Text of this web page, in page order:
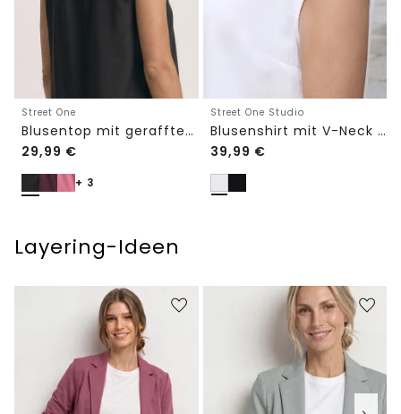
Street One
Blusentop mit gerafftem Rundhals
29,99 €
+ 3
Street One Studio
Blusenshirt mit V-Neck und Spitze
39,99 €
Layering-Ideen